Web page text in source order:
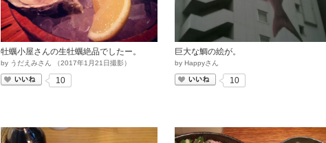
牡蠣小屋さんの生牡蠣絶品でしたー。
by うだえみさん （2017年1 月21 日撮影）
いいね
10
巨大な鯛の絵が。
by Happyさん
いいね
10